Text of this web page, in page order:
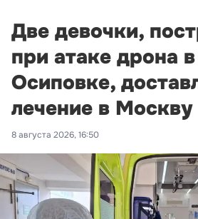
Две девочки,
при атаке дрона
Осиповке,
лечение в Москву
8 августа 2026, 16:50